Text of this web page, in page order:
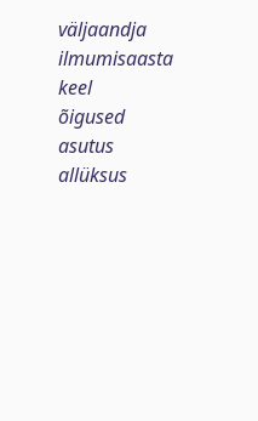
väljaandja
ilmumisaasta
keel
õigused
asutus
allüksus